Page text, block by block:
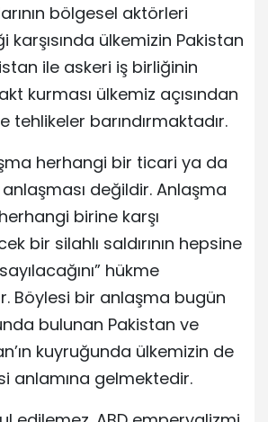
bölgesel aktörleri
ülkemizin Pakistan
ile askeri iş birliğinin
kurması ülkemiz açısından
tehlikeler barındırmaktadır.
herhangi bir ticari ya da
değildir. Anlaşma
birine karşı
bir silahlı saldırının hepsine
hükme
Böylesi bir anlaşma bugün
bulunan Pakistan ve
kuyruğunda ülkemizin de
anlamına gelmektedir.